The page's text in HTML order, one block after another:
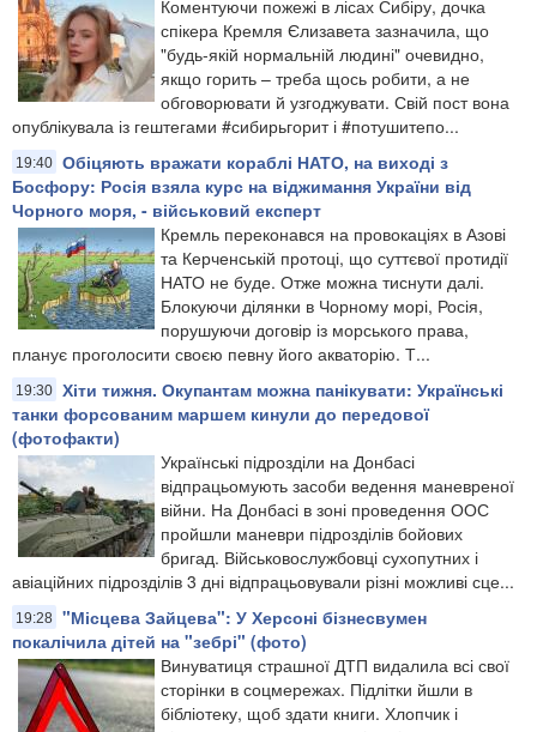
Коментуючи пожежі в лісах Сибіру, дочка
спікера Кремля Єлизавета зазначила, що
"будь-якій нормальній людині" очевидно,
якщо горить – треба щось робити, а не
обговорювати й узгоджувати. Свій пост вона
опублікувала із гештегами #сибирьгорит і #потушитепо...
19:40 Обіцяють вражати кораблі НАТО, на виході з
Босфору: Росія взяла курс на віджимання України від
Чорного моря, - військовий експерт
Кремль переконався на провокаціях в Азові
та Керченській протоці, що суттєвої протидії
НАТО не буде. Отже можна тиснути далі.
Блокуючи ділянки в Чорному морі, Росія,
порушуючи договір із морського права,
планує проголосити своєю певну його акваторію. Т...
19:30 Хіти тижня. Окупантам можна панікувати: Українські
танки форсованим маршем кинули до передової
(фотофакти)
Українські підрозділи на Донбасі
відпрацьомують засоби ведення маневреної
війни. На Донбасі в зоні проведення ООС
пройшли маневри підрозділів бойових
бригад. Військовослужбовці сухопутних і
авіаційних підрозділів 3 дні відпрацьовували різні можливі сце...
19:28 "Місцева Зайцева": У Херсоні бізнесвумен
покалічила дітей на "зебрі" (фото)
Винуватиця страшної ДТП видалила всі свої
сторінки в соцмережах. Підлітки йшли в
бібліотеку, щоб здати книги. Хлопчик і